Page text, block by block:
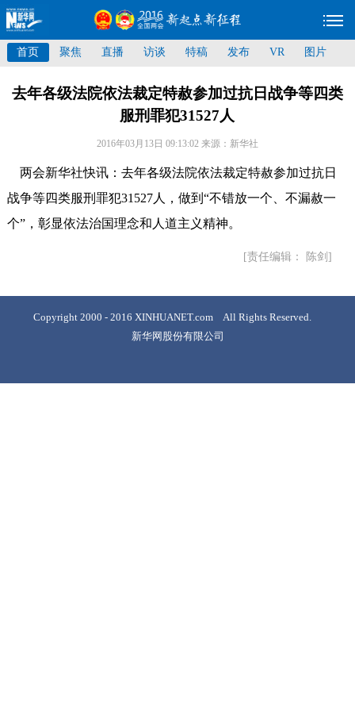
首页 聚焦 直播 访谈 特稿 发布 VR 图片
去年各级法院依法裁定特赦参加过抗日战争等四类
服刑罪犯31527人
2016年03月13日 09:13:02 来源：新华社
两会新华社快讯：去年各级法院依法裁定特赦参加过抗日
战争等四类服刑罪犯31527人，做到“不错放一个、不漏赦一
个”，彰显依法治国理念和人道主义精神。
[责任编辑： 陈剑]
Copyright 2000 - 2016 XINHUANET.com All Rights Reserved.
新华网股份有限公司